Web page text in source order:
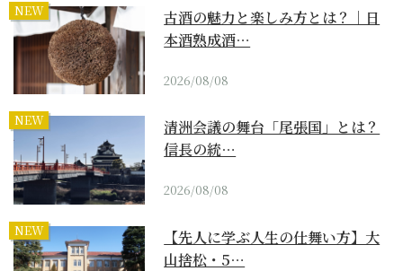
NEW
古酒の魅力と楽しみ方とは？｜日
本酒熟成酒…
2026/08/08
NEW
清洲会議の舞台「尾張国」とは？
信長の統…
2026/08/08
NEW
【先人に学ぶ人生の仕舞い方】大
山捨松・5…